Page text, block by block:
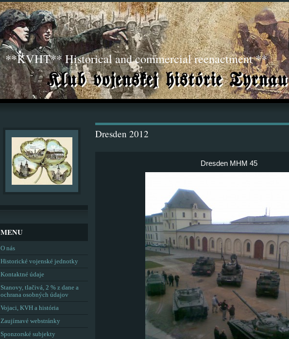
**KVHT** Historical and commercial reenactment **
Dresden 2012
Dresden MHM 45
MENU
O nás
Historické vojenské jednotky
Kontaktné údaje
Stanovy, tlačivá, 2 % z dane a
ochrana osobných údajov
Vojaci, KVH a história
Zaujímavé webstránky
Sponzorské subjekty